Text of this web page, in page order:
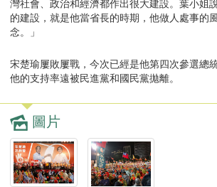
灣社會、政治和經濟都作出很大建設。葉小姐
的建設，就是他當省長的時期，他做人處事的
念。」
宋楚瑜屢敗屢戰，今次已經是他第四次參選總
他的支持率遠被民進黨和國民黨拋離。
圖片